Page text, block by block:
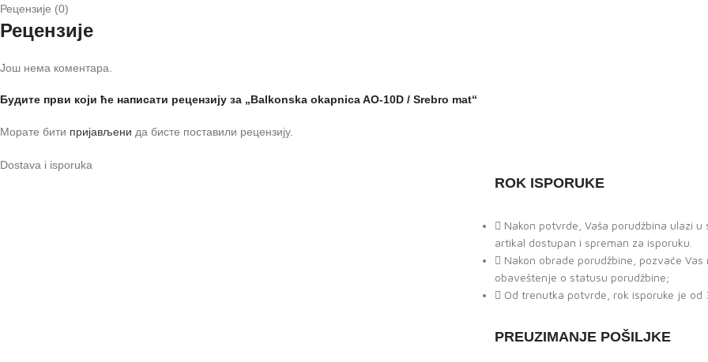
Рецензије (0)
Рецензије
Још нема коментара.
Будите први који ће написати рецензију за „Balkonska okapnica AO-10D / Srebro mat“
Морате бити пријављени да бисте поставили рецензију.
Dostava i isporuka
ROK ISPORUKE
Nakon potvrde, Vaša porudžbina ulazi
artikal dostupan i spreman za isporuku.
Nakon obrade porudžbine, pozvaće
obaveštenje o statusu porudžbine;
Od trenutka potvrde, rok isporuke je od
PREUZIMANJE POŠILJKE